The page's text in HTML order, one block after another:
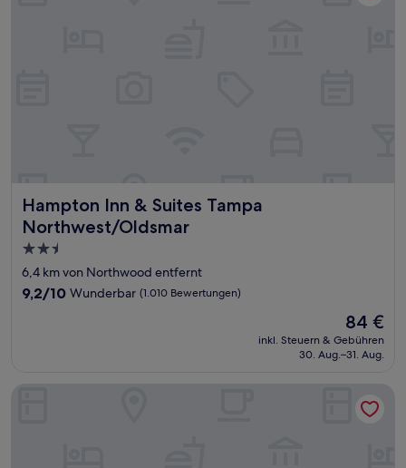
Hampton Inn & Suites Tampa
Northwest/Oldsmar
Hampton Inn & Suites Tampa Northwest/Oldsmar
2.5-
Sterne-
Unterkunft
6,4 km von Northwood entfernt
9.2
9,2/10 Wunderbar (1.010 Bewertungen)
Der
Preis
beträgt
84 €
inkl. Steuern & Gebühren
30. Aug.–31. Aug.
La Quinta Inn by Wyndham Clearwater Central